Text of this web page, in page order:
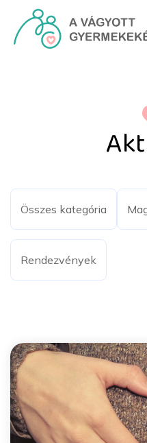
Ugrás a fő tartalomhoz
Összes kategória
Rendezvények